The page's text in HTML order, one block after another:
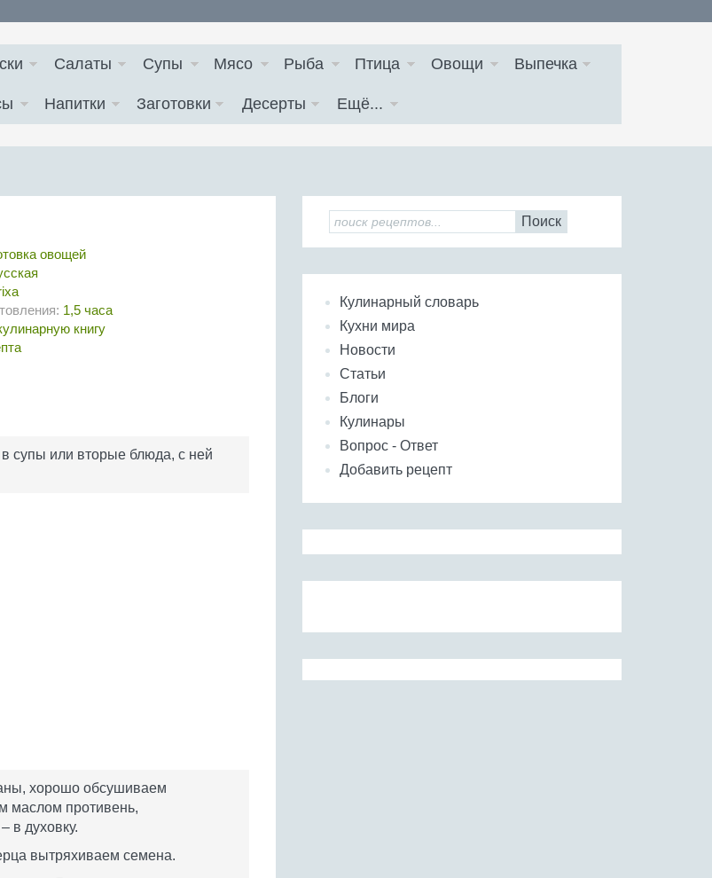
Салаты Супы Мясо Рыба Птица Овощи Выпечка
Напитки Заготовки Десерты Ещё...
овощей
1,5 часа
книгу
супы или вторые блюда, с ней
хорошо обсушиваем
маслом противень,
в духовку.
вытряхиваем семена.
Поиск
Кулинарный словарь
Кухни мира
Новости
Статьи
Блоги
Кулинары
Вопрос - Ответ
Добавить рецепт